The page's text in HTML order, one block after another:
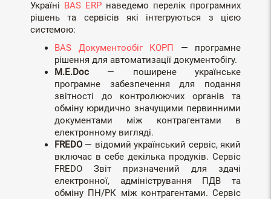
Україні BAS ERP наведемо перелік програмних
рішень та сервісів які інтегруються з цією
системою:
BAS Документообіг КОРП — програмне
рішення для автоматизації документобігу.
M.E.Doc — поширене українське
програмне забезпечення для подання
звітності до контролюючих органів та
обміну юридично значущими первинними
документами між контрагентами в
електронному вигляді.
FREDO — відомий український сервіс, який
включає в себе декілька продуків. Сервіс
FREDO Звіт призначений для здачі
електронної, адміністрування ПДВ та
обміну ПН/РК між контрагентами. Сервіс